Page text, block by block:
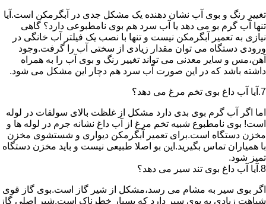
تغییر رنگ و بوی آب نشان دهنده یک مشکل جدی در آبگرمکن است.آیا
تنها آب گرم بو می دهد یا آب سرد هم بوی نامطبوعی دارد؟ گاهی
نیازی به تعمیر آبگرمکن نیست و تنها با نصب یک فیلتر آب خانگی در
ورودی دستگاه می توان مقدار زیادی از سختی آب را گرفت.وجود
آهن،مس و سایر معدنی می تواند تغییر رنگ و بوی آب را به همراه
داشته باشد که در این صورت آب سرد هم دچار این مشکل می شود.
7.آیا آب داغ بوی تخم مرغ می دهد؟
اما اگر آب گرم بوی بدی دارد مشکل از غلظت بالای سولفات در لوله
است! بوی نامطبوع شبیه تخم مرغ از آب داغ نشانه جرم در لوله ها و
مخزن دستگاه است.برای تعمیر آبگرمکن دیواری و شستشوی مخزن
با همیاران تماس بگیرید.این بو اصلا طبیعی نیست و باید مخزن دستگاه
تمیز شود.
8.آیا آب داغ بوی تند سیر می دهد؟
اگر بوی سیر به مشام می رسد،مشکل از شیر گاز است.بوی گاز قوی
شباهت زیادی به بوی سیر دارد که بسیار خطرناک است.شیر اصلی گاز